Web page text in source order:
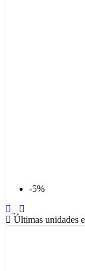
-5%
Últimas unidades